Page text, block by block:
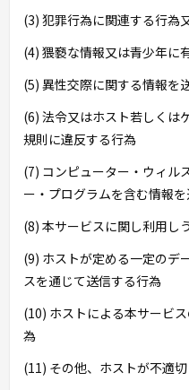
(3) 犯罪行為に関連する行為
(4) 猥褻な情報又は青少年に
(5) 異性交際に関する情報を
(6) 法令又はホスト若しくは
規則に違反する行為
(7) コンピューター・ウィル
ー・プログラムを含む情報
(8) 本サービスに関し利用し
(9) ホストが定める一定のデ
スを通じて送信する行為
(10) ホストによる本サービ
為
(11) その他、ホストが不適